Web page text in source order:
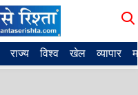
राज्य विश्व खेल व्यापार